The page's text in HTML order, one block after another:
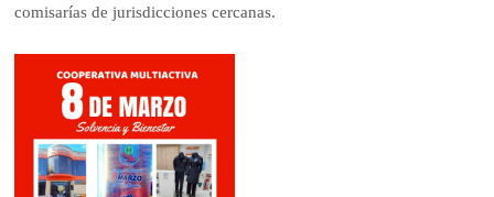
comisarías de jurisdicciones cercanas.